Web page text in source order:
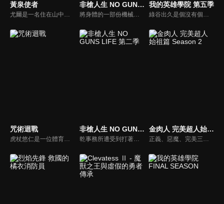
黃泉使者
尤爾是一名住在山中小村莊的獵人少年，靠著狩獵野鳥維生，與雙胞胎妹妹阿薩及村民們過著樸實的生活。然而，這樣平穩的日常卻被空中響起的""龍的叫聲""給撕裂了──安逸的村莊裡潛藏著傳承與謎團，這個村裡究竟藏著什麼祕密呢？尤爾的命運又會如何？謎團與不可思議縱橫交錯的嶄新使者戰鬥──緊張刺激的幻怪奇幻譚，現在揭開序幕。
非槍人生 NO GUNS LIFE
將身體的一部份機械化並擴張機能的人類「擴張者」，他們與一般的人類共存於社會，處理「擴張者」引起問題的則是「處理屋」，乾十三便以此為生。某日，被視為綁架犯而受到警備局追捕的男子，委託十三保護他所綁架的一名少年，為了完成委託，十三將與貝琉連公司成為敵對關係。
我的英雄學院 第五季
綠谷出久是個沒有個性的少年，但他仍憧憬並渴望成為英雄，也期望自己能進入培育英雄的菁英學校雄英高校就讀。但周圍的人都不看好沒有個性的他能成為英雄，讓他總是在他人的嘲笑與輕視中度過。直到他遇上了自己最仰慕的英雄，被人稱為「和平的象徵」的歐爾麥特，他的夢想將因此獲得會化為現實的可能性。
咒術迴戰 非槍人生 NO GUNS LIFE 第二季
乾事務所遭受到打著反擴張主義旗號的恐怖組織襲擊。在那些襲擊者之中，有梅雅莉一直在尋找的哥哥維克托的身影。隨著歲月的流逝，十三、梅雅莉及維克托三人間的因緣將會彼此交錯。而這一切很快地，也將為十三的秘密、貝魯聯的企圖與鐵朗的命運帶來巨大的影響…。
金肉人 完美超人始祖篇 Season 2